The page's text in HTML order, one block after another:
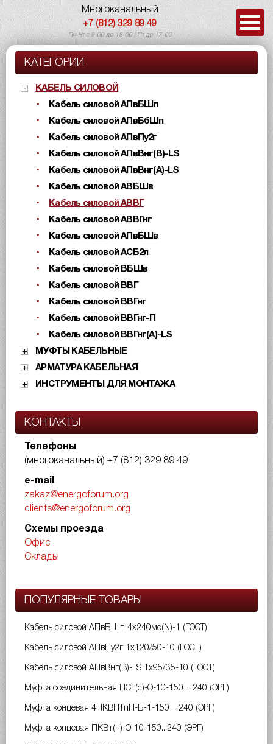
Многоканальный
+7 (812) 329 89 49
Пн-Чт с 9-00 до 18-00 | Пт до 17-00
КАТЕГОРИИ
КАБЕЛЬ СИЛОВОЙ
Кабель силовой АПвБШп
Кабель силовой АПвБбШп
Кабель силовой АПвПу2г
Кабель силовой АПвВнг(B)-LS
Кабель силовой АПвВнг(A)-LS
Кабель силовой АВБШв
Кабель силовой АВВГ
Кабель силовой АВВГнг
Кабель силовой АПвБШв
Кабель силовой АСБ2л
Кабель силовой ВБШв
Кабель силовой ВВГ
Кабель силовой ВВГнг
Кабель силовой ВВГнг-П
Кабель силовой ВВГнг(А)-LS
МУФТЫ КАБЕЛЬНЫЕ
АРМАТУРА КАБЕЛЬНАЯ
ИНСТРУМЕНТЫ ДЛЯ МОНТАЖА
КОНТАКТЫ
Телефоны
(многоканальный) +7 (812) 329 89 49
e-mail
zakaz@energoforum.org
clients@energoforum.org
Схемы проезда
Офис
Склады
ПОПУЛЯРНЫЕ ТОВАРЫ
Кабель силовой АПвБШп 4х240мс(N)-1 (ГОСТ)
Кабель силовой АПвПу2г 1х120/50-10 (ГОСТ)
Кабель силовой АПвВнг(B)-LS 1х95/35-10 (ГОСТ)
Муфта соединительная ПСт(с)-О-10-150…240 (ЭРГ)
Муфта концевая 4ПКВНТпН-Б-1-150…240 (ЭРГ)
Муфта концевая ПКВт(н)-О-10-150...240 (ЭРГ)